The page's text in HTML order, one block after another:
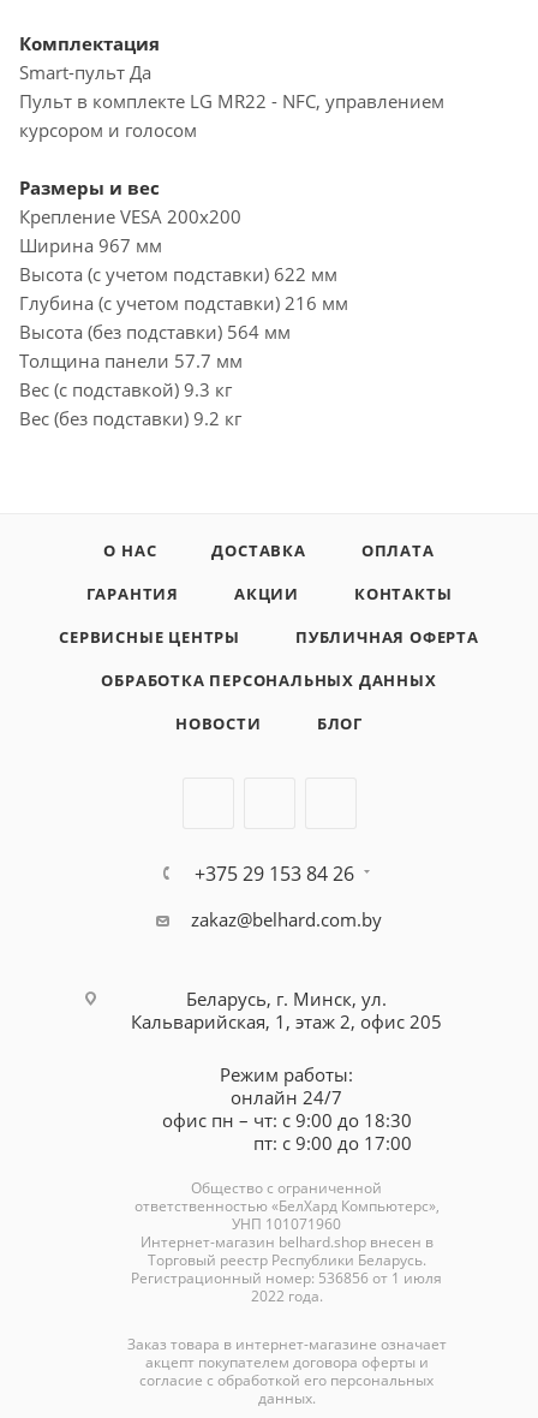
Комплектация
Smart-пульт Да
Пульт в комплекте LG MR22 - NFC, управлением
курсором и голосом
Размеры и вес
Крепление VESA 200x200
Ширина 967 мм
Высота (с учетом подставки) 622 мм
Глубина (с учетом подставки) 216 мм
Высота (без подставки) 564 мм
Толщина панели 57.7 мм
Вес (с подставкой) 9.3 кг
Вес (без подставки) 9.2 кг
О НАС ДОСТАВКА
ОПЛАТА
ГАРАНТИЯ
АКЦИИ
КОНТАКТЫ
СЕРВИСНЫЕ ЦЕНТРЫ
ПУБЛИЧНАЯ ОФЕРТА
ОБРАБОТКА ПЕРСОНАЛЬНЫХ ДАННЫХ
НОВОСТИ
БЛОГ
+375 29 153 84 26
zakaz@belhard.com.by
Беларусь, г. Минск, ул.
Кальварийская, 1, этаж 2, офис 205
Режим работы:
онлайн 24/7
офис пн – чт: с 9:00 до 18:30
пт: с 9:00 до 17:00
Общество с ограниченной
ответственностью «БелХард Компьютерс»,
УНП 101071960
Интернет-магазин belhard.shopвнесен в
Торговый реестр Республики Беларусь.
Регистрационный номер: 536856 от 1 июля
2022 года.
Заказ товара в интернет-магазине означает
акцепт покупателем договора оферты и
согласие с обработкой его персональных
данных.